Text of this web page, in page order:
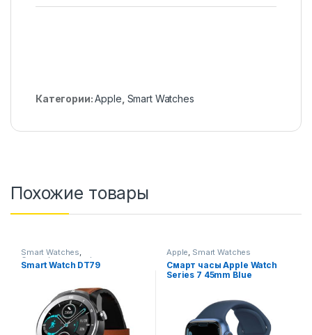
Категории:Apple Smart Watches
Похожие товары
Smart Watches,
Смартфоны,телефоны,
гаджеты, аксессуары
Smart Watch DT79
Apple, Smart Watches
Смарт часы Apple Watch
Series 7 45mm Blue